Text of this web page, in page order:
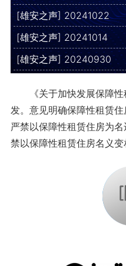
[雄安之声] 20241022
[雄安之声] 20241014
[雄安之声] 20240930
《关于加快发展保障性
发。意见明确保障性租赁
严禁以保障性租赁住房为
禁以保障性租赁住房名义变